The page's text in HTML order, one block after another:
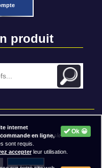
produit
ⓒ - Mentions légales
Ok 😀
internet
en ligne,
sont requis.
accepterleur utilisation.